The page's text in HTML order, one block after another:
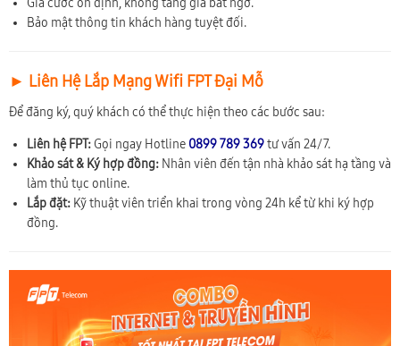
Bảo mật thông tin khách hàng tuyệt đối.
► Liên Hệ Lắp Mạng Wifi FPT Đại Mỗ
Để đăng ký, quý khách có thể thực hiện theo các bước sau:
Liên hệ FPT: Gọi ngay Hotline 0899 789 369tư vấn 24/7.
Khảo sát & Ký hợp đồng: Nhân viên đến tận nhà khảo sát hạ tầng và
làm thủ tục online.
Lắp đặt: Kỹ thuật viên triển khai trong vòng 24h kể từ khi ký hợp
đồng.